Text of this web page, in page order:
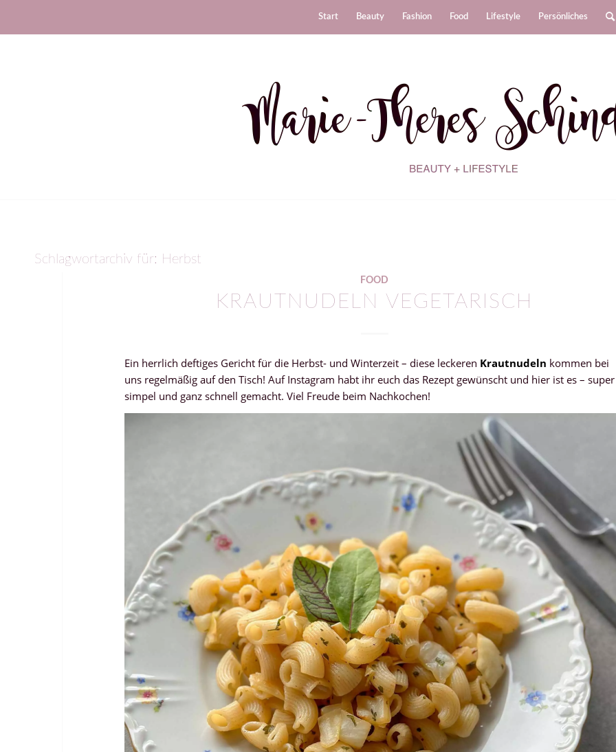
Start Beauty Fashion Food Lifestyle Persönliches
Schlagwortarchiv für: Herbst
FOOD
KRAUTNUDELN VEGETARISCH
Ein herrlich deftiges Gericht für die Herbst- und Winterzeit – diese leckeren Krautnudeln kommen bei
uns regelmäßig auf den Tisch! Auf Instagram habt ihr euch das Rezept gewünscht und hier ist es – super
simpel und ganz schnell gemacht. Viel Freude beim Nachkochen!